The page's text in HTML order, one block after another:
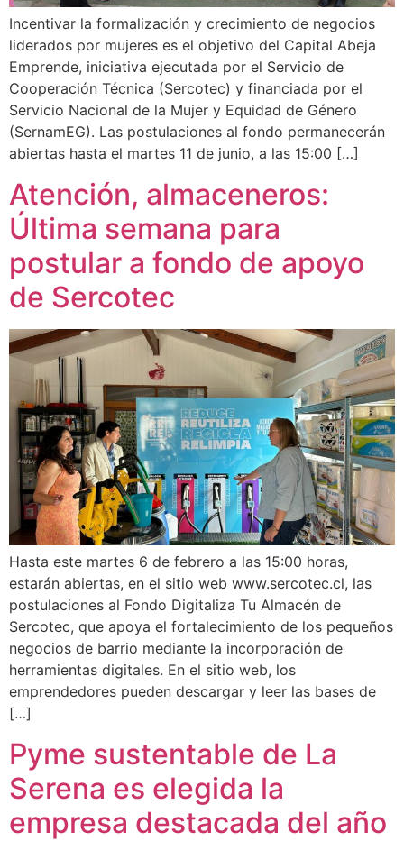
Incentivar la formalización y crecimiento de negocios
liderados por mujeres es el objetivo del Capital Abeja
Emprende, iniciativa ejecutada por el Servicio de
Cooperación Técnica (Sercotec) y financiada por el
Servicio Nacional de la Mujer y Equidad de Género
(SernamEG). Las postulaciones al fondo permanecerán
abiertas hasta el martes 11 de junio, a las 15:00 […]
Atención, almaceneros:
Última semana para
postular a fondo de apoyo
de Sercotec
Hasta este martes 6 de febrero a las 15:00 horas,
estarán abiertas, en el sitio web www.sercotec.cl, las
postulaciones al Fondo Digitaliza Tu Almacén de
Sercotec, que apoya el fortalecimiento de los pequeños
negocios de barrio mediante la incorporación de
herramientas digitales. En el sitio web, los
emprendedores pueden descargar y leer las bases de
[…]
Pyme sustentable de La
Serena es elegida la
empresa destacada del año